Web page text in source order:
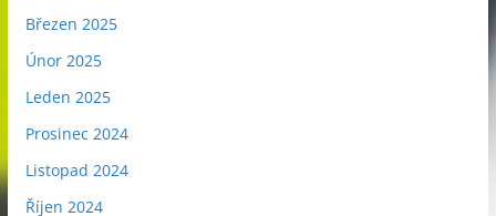
Březen 2025
Únor 2025
Leden 2025
Prosinec 2024
Listopad 2024
Říjen 2024